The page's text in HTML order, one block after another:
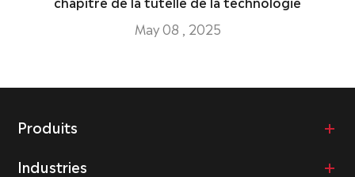
May 08 , 2025
Produits
Industries